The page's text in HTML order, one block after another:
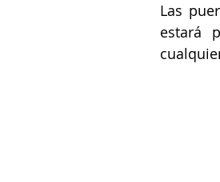
Las
estará